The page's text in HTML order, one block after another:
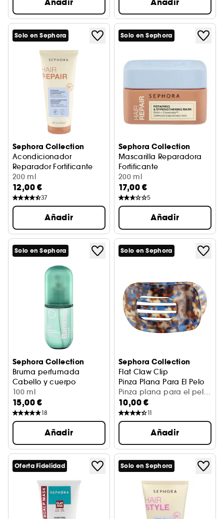
Solo en Sephora
Sephora Collection
Acondicionador
Reparador Fortificante
Tratamiento Reparador
200 ml
12,00 €
37
Añadir
Solo en Sephora
Sephora Collection
Mascarilla Reparadora
Fortificante
Tratamiento Reparador
200 ml
17,00 €
5
Añadir
Solo en Sephora
Sephora Collection
Bruma perfumada
Cabello y cuerpo
Bambú + rosa
100 ml
15,00 €
18
Añadir
Solo en Sephora
Sephora Collection
Flat Claw Clip
Pinza Plana Para El Pelo
Pinza plana para el pelo
(1 ud.)
10,00 €
11
Añadir
Oferta Fidelidad Solo en Sephora